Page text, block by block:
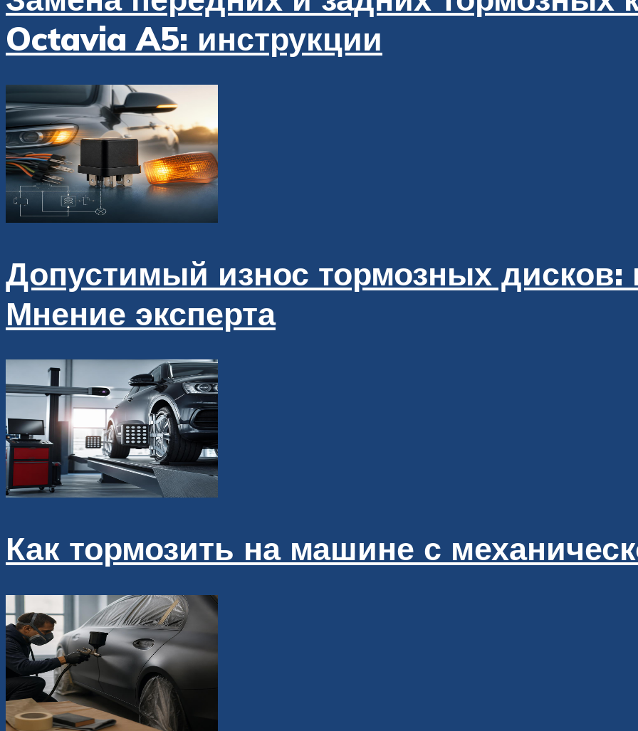
Octavia A5: инструкции
Допустимый износ тормозных дисков:
Мнение эксперта
Как тормозить на машине с